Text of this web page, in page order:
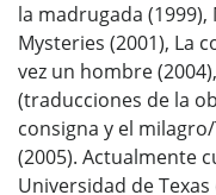
la madrugada
Mysteries (2001), La
vez un hombre
(traducciones de la
consigna y el
(2005). Actualmente
Universidad de